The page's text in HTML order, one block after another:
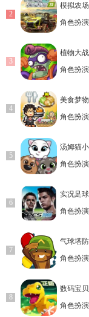
模拟农
角色扮演
植物大
角色扮演
美食梦
角色扮演
汤姆猫
角色扮演
实况足
角色扮演
气球塔
角色扮演
数码宝
角色扮演